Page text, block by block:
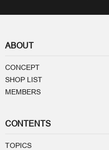
ABOUT
CONCEPT
SHOP LIST
MEMBERS
CONTENTS
TOPICS